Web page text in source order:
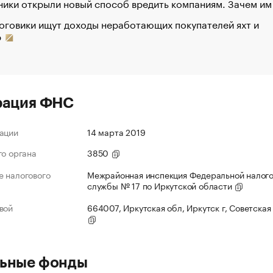
ищут доходы неработающих покупателей яхт и
ФНС
14 марта 2019
органа
3850
налогового
Межрайонная инспекция Федеральной
службы № 17 по Иркутской области
664007, Иркутская обл, Иркутск г,
фонды